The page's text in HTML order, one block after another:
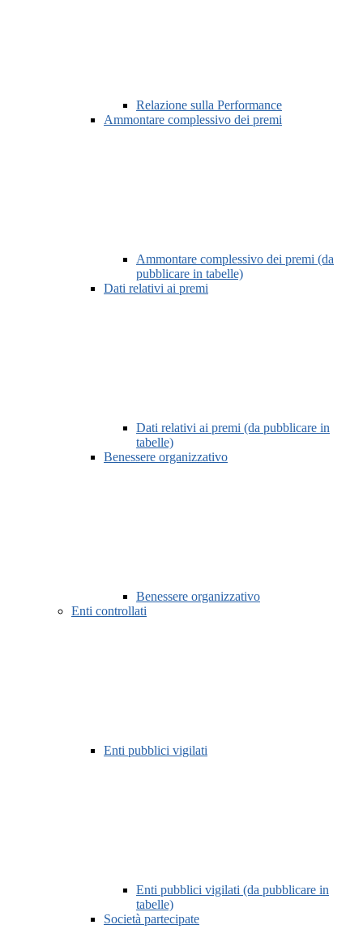
Relazione sulla Performance
Ammontare complessivo dei premi
Ammontare complessivo dei premi (da
pubblicare in tabelle)
Dati relativi ai premi
Dati relativi ai premi (da pubblicare in
tabelle)
Benessere organizzativo
Benessere organizzativo
Enti controllati
Enti pubblici vigilati
Enti pubblici vigilati (da pubblicare in
tabelle)
Società partecipate